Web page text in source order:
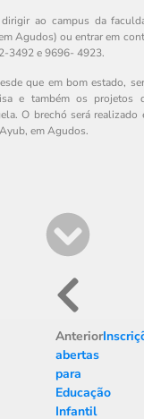
ao campus da
Agudos) ou entrar em
3492 e 9696- 4923.
que em bom estado,
e também os projetos
O brechó será
em Agudos.
Anterior
abertas
para
Educação
Infantil